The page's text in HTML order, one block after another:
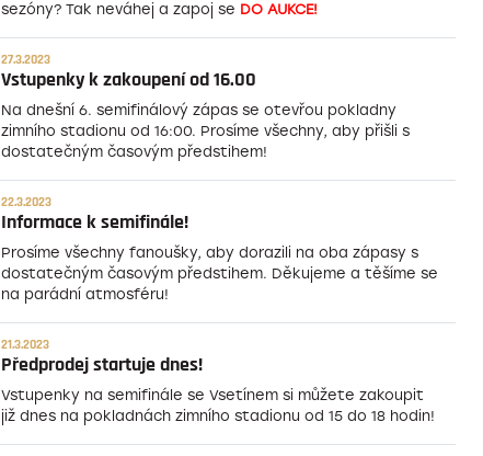
sezóny? Tak neváhej a zapoj se DO AUKCE!
27.3.2023
Vstupenky k zakoupení od 16.00
Na dnešní 6. semifinálový zápas se otevřou pokladny
zimního stadionu od 16:00. Prosíme všechny, aby přišli s
dostatečným časovým předstihem!
22.3.2023
Informace k semifinále!
Prosíme všechny fanoušky, aby dorazili na oba zápasy s
dostatečným časovým předstihem. Děkujeme a těšíme se
na parádní atmosféru!
21.3.2023
Předprodej startuje dnes!
Vstupenky na semifinále se Vsetínem si můžete zakoupit
již dnes na pokladnách zimního stadionu od 15 do 18 hodin!